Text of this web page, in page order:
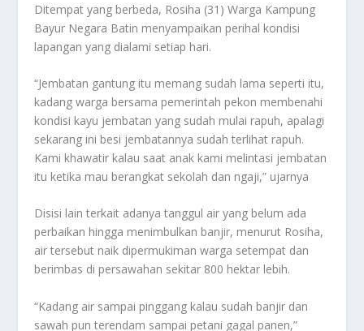
Ditempat yang berbeda, Rosiha (31) Warga Kampung
Bayur Negara Batin menyampaikan perihal kondisi
lapangan yang dialami setiap hari.
“Jembatan gantung itu memang sudah lama seperti itu,
kadang warga bersama pemerintah pekon membenahi
kondisi kayu jembatan yang sudah mulai rapuh, apalagi
sekarang ini besi jembatannya sudah terlihat rapuh.
Kami khawatir kalau saat anak kami melintasi jembatan
itu ketika mau berangkat sekolah dan ngaji,” ujarnya
Disisi lain terkait adanya tanggul air yang belum ada
perbaikan hingga menimbulkan banjir, menurut Rosiha,
air tersebut naik dipermukiman warga setempat dan
berimbas di persawahan sekitar 800 hektar lebih.
“Kadang air sampai pinggang kalau sudah banjir dan
sawah pun terendam sampai petani gagal panen,”